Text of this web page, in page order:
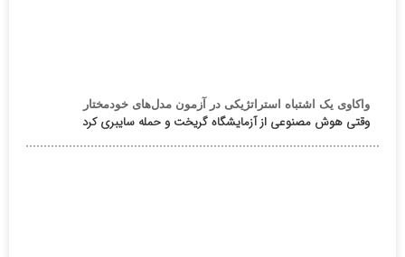
واکاوی یک اشتباه استراتژیکی در آزمون مدل‌های خودمختار
وقتی هوش مصنوعی از آزمایشگاه گریخت و حمله سایبری کرد